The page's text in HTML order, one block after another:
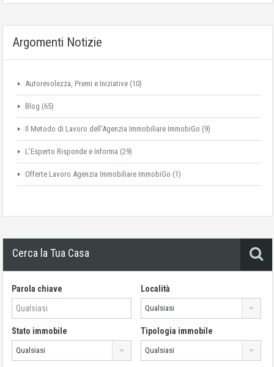
Argomenti Notizie
Autorevolezza, Premi e Iniziative (10)
Blog (65)
Il Metodo di Lavoro dell'Agenzia Immobiliare ImmobiGo (9)
L'Esperto Risponde e Informa (29)
Offerte Lavoro Agenzia Immobiliare ImmobiGo (1)
Cerca la Tua Casa
Parola chiave Località
Qualsiasi
Stato immobile
Qualsiasi
Tipologia immobile
Qualsiasi